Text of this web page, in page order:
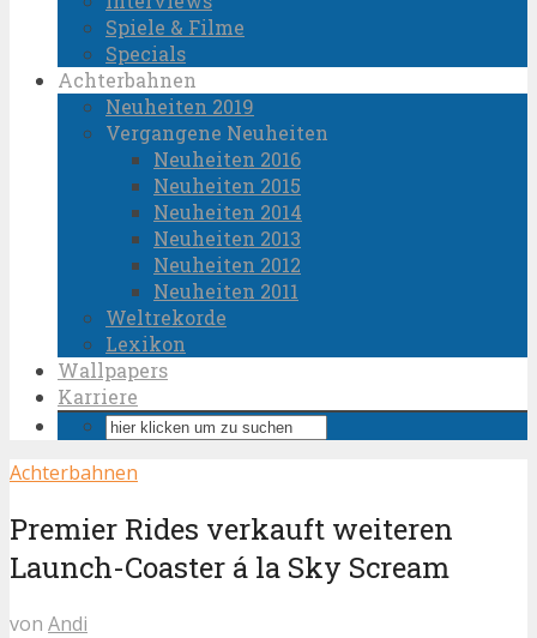
Spiele & Filme
Specials
Achterbahnen
Neuheiten 2019
Vergangene Neuheiten
Neuheiten 2016
Neuheiten 2015
Neuheiten 2014
Neuheiten 2013
Neuheiten 2012
Neuheiten 2011
Weltrekorde
Lexikon
Wallpapers
Karriere
Achterbahnen
Premier Rides verkauft weiteren
Launch-Coaster á la Sky Scream
von Andi